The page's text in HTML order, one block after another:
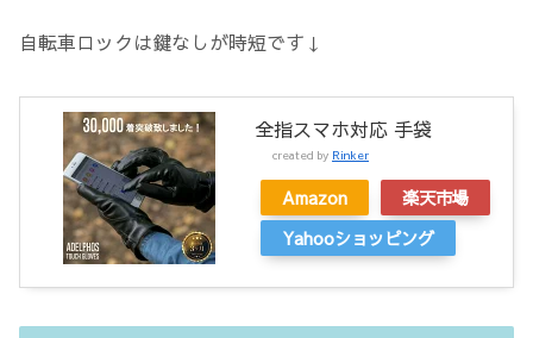
自転車ロックは鍵なしが時短です↓
全指スマホ対応 手袋
created by Rinker
Amazon
楽天市場
Yahooショッピング